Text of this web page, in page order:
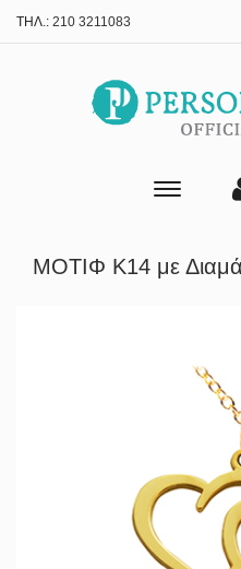
ΤΗΛ.: 210 3211083
Toggle
ΜΟΤΙΦ Κ14 με